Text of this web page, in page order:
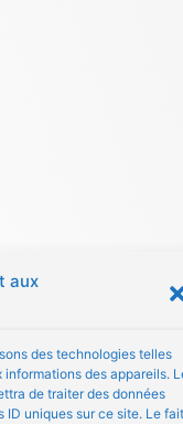
aux
des technologies telles
des appareils.
de traiter des données
uniques sur ce site. Le fait